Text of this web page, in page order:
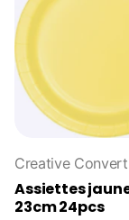
Creative
Assiettes
23cm 24pcs